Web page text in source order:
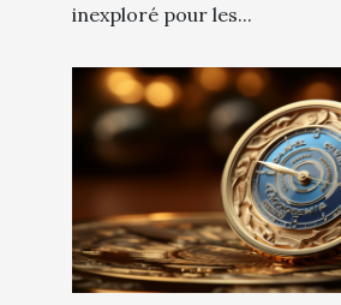
inexploré pour les...